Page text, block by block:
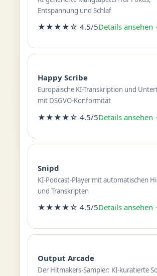
Entspannung und Schlaf
★★★★☆ 4.5/5Details ansehen
Happy Scribe
Europäische KI-Transkription und
mit DSGVO-Konformität
★★★★☆ 4.5/5Details ansehen
Snipd
KI-Podcast-Player mit automatischen
und Transkripten
★★★★☆ 4.5/5Details ansehen
Output Arcade
Der Hitmakers-Sampler: KI-kuratierte